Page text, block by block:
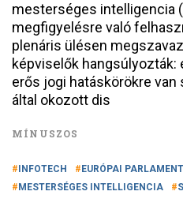
mesterséges intelligencia
megfigyelésre való
plenáris ülésen
képviselők
erős jogi hatáskörökre van
által okozott dis
MÍNUSZOS
INFOTECH
EURÓPAI PARLAMENT
MESTERSÉGES INTELLIGENCIA